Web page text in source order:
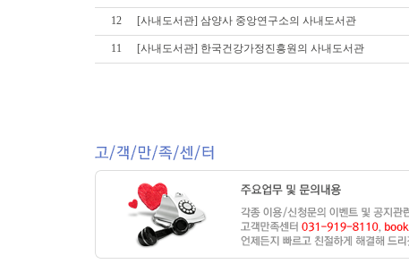
12 [사내도서관] 삼양사 중앙연구소의 사내도서관
11 [사내도서관] 한국건강가정진흥원의 사내도서관